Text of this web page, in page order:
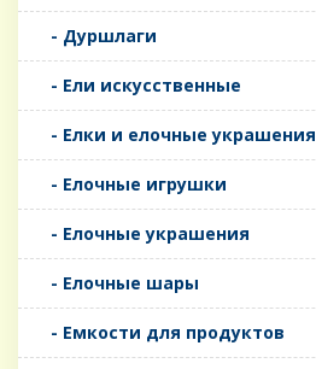
- Дуршлаги
- Ели искусственные
- Елки и елочные украшения
- Елочные игрушки
- Елочные украшения
- Елочные шары
- Емкости для продуктов